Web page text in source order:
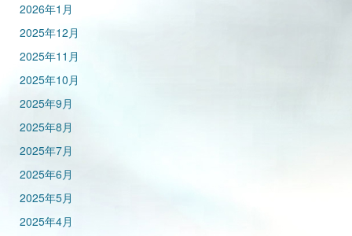
2026年1月
2025年12月
2025年11月
2025年10月
2025年9月
2025年8月
2025年7月
2025年6月
2025年5月
2025年4月